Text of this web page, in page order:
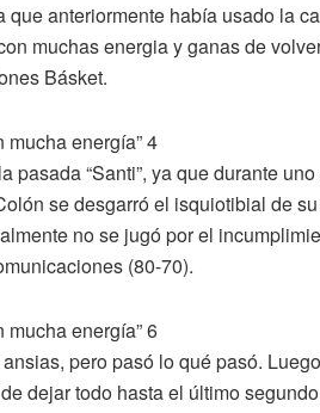
anteriormente había usado la
muchas energia y ganas de
Básket.
“Santi”, ya que durante
se desgarró el isquiotibial de
no se jugó por el
(80-70).
pero pasó lo qué pasó.
dejar todo hasta el último